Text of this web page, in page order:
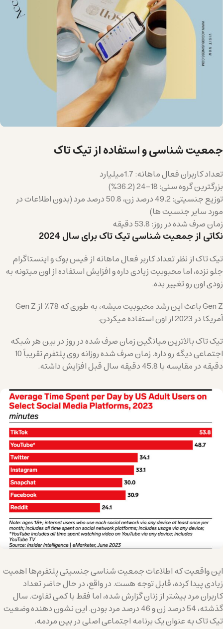
جمعیت شناسی و استفاده از تیک تاک
تعداد کاربران فعال ماهانه: 1.7میلیارد
بزرگترین گروه سنی: 18-24 (36.2%)
توزیع جنسیتی: 49.2 درصد زن، 50.8 درصد مرد (بدون اطلاعات در
مورد سایر جنسیت ها)
زمان صرف شده در روز: 53.8 دقیقه
نکاتی از جمعیت شناسی تیک تاک برای سال 2024
تیک تاک از نظر تعداد کاربر فعال ماهانه از فیس بوک و اینستاگرام
جلو نزده، اما محبوبیت زیادی داره و افزایش استفاده از اون میتونه به
زودی اون رو تغییر بده.
Gen Z باعث این رشد محبوبیت میشه، به طوری که 78٪ از Gen Z
آمریکا در 2023 از اون استفاده میکردن.
تیک تاک بالاترین میانگین زمان صرف شده در روز در بین هر شبکه
اجتماعی دیگه رو داره. زمان صرف شده روزانه روی پلتفرم تقریباً 10
دقیقه در مقایسه با 45.8 دقیقه سال قبل افزایش داشته.
این واقعیت که اطلاعات جمعیت شناسی جنسیتی پلتفرم‌ها اهمیت
زیادی پیدا کرده، قابل توجه هست. در واقع، در حال حاضر تعداد
کاربران مرد بیشتر از زنان گزارش شده، اما فقط با کمی تفاوت. سال
گذشته، 54 درصد زن و 46 درصد مرد بودن. این نشون دهنده وضعیت
تیک تاک به عنوان یک برنامه اجتماعی اصلی در بین مردمه.